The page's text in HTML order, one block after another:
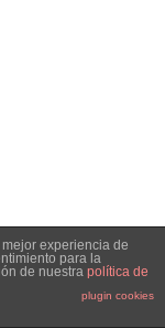
experiencia de
para la
de nuestra política de
plugin cookies